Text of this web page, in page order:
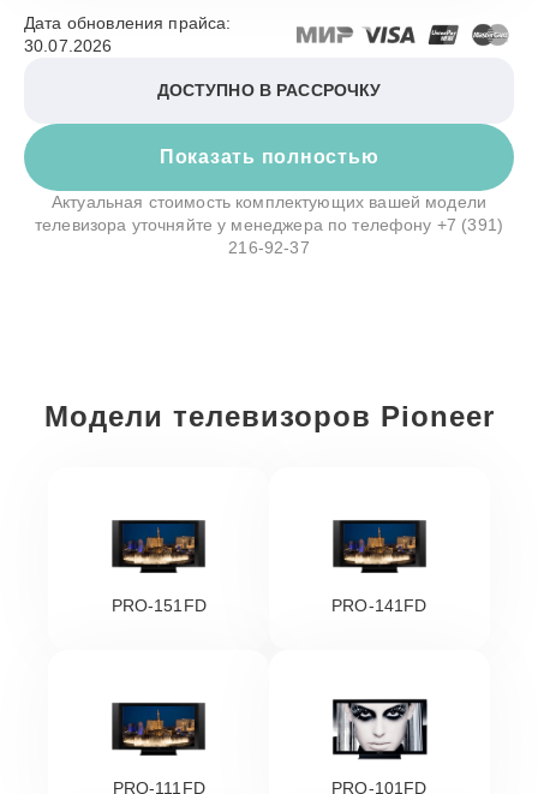
Показать полностью
Дата обновления прайса:
30.07.2026
ДОСТУПНО В РАССРОЧКУ
Актуальная стоимость комплектующих вашей модели
телевизора уточняйте у менеджера по телефону +7 (391)
216-92-37
Модели телевизоров Pioneer
PRO-151FD PRO-141FD
PRO-111FD PRO-101FD